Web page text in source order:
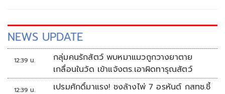
NEWS UPDATE
12:39 น.
กลุ่มคนรักสัตว์ พบหมาแมวถูกวางยาตาย
เกลื่อนในวัด เข้าแจ้งตร.เอาผิดทารุณสัตว์
12:39 น.
เปรมศักดิ์มาแรง! ชงล้างไพ่ 7 อรหันต์ กสทช.ชี้